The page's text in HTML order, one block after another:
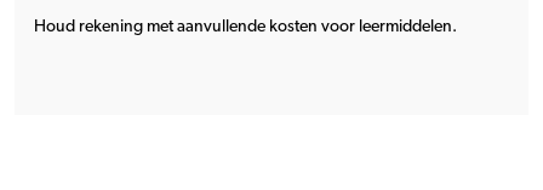
Houd rekening met aanvullende kosten voor leermiddelen.